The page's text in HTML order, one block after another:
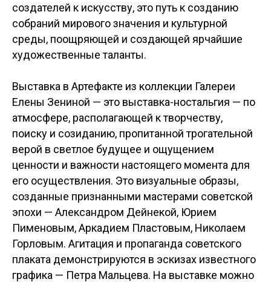
создателей к искусству, это путь к созданию
собраний мирового значения и культурной
среды, поощряющей и создающей ярчайшие
художественные таланты.
Выставка в Артефакте из коллекции Галереи
Елены Зениной — это выставка-ностальгия — по
атмосфере, располагающей к творчеству,
поиску и созиданию, пропитанной трогательной
верой в светлое будущее и ощущением
ценности и важности настоящего момента для
его осуществления. Это визуальные образы,
созданные признанными мастерами советской
эпохи — Александром Дейнекой, Юрием
Пименовым, Аркадием Пластовым, Николаем
Горловым. Агитация и пропаганда советского
плаката демонстрируются в эскизах известного
графика — Петра Мальцева. На выставке можно